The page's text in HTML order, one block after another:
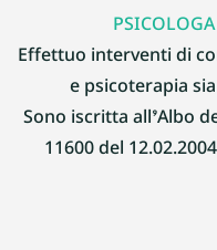
Effettuo interventi di
e psicoterapia
Sono iscritta all’Albo
11600 del